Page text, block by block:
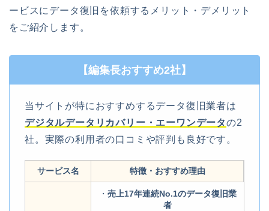
ービスにデータ復旧を依頼するメリット・デメリット
をご紹介します。
【編集長おすすめ2社】
当サイトが特におすすめするデータ復旧業者は
デジタルデータリカバリー・エーワンデータの2
社。実際の利用者の口コミや評判も良好です。
サービス名 特徴・おすすめ理由
・ 売上17年連続No.1のデータ復旧業
者